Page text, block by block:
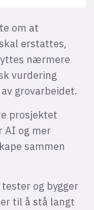
om at
erstattes,
nærmere
vurdering
grovarbeidet.
prosjektet
AI og mer
sammen
og bygger
til å stå langt